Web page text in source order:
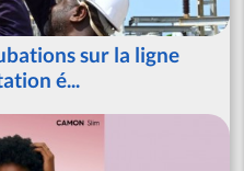
sur la ligne
é...